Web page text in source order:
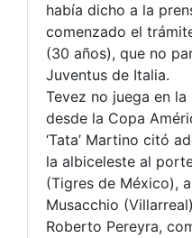
había dicho a la
comenzado el
(30 años), que no
Juventus de Italia.
Tevez no juega en
desde la Copa
‘Tata’ Martino citó
la albiceleste al
(Tigres de México),
Musacchio
Roberto Pereyra,